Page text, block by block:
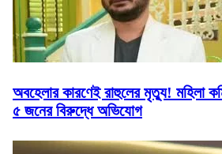
অবহেলার কারণেই রাহুলের মৃত্যু! মহিলা
৫ জনের বিরুদ্ধে অভিযোগ